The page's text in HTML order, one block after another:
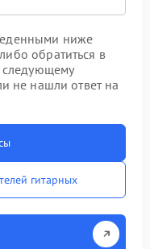
ниже
обратиться в
следующему
не нашли ответ на
гитарных